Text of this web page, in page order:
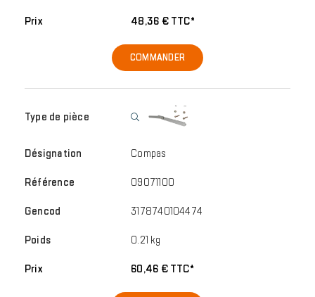
48,36 € TTC*
COMMANDER
Compas
09071100
3178740104474
0.21 kg
60,46 € TTC*